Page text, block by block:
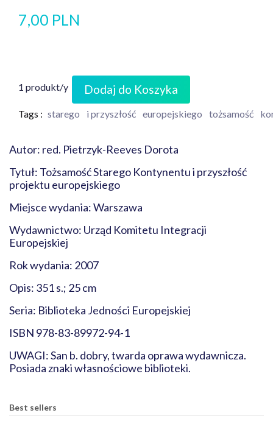
7,00 PLN
1 produkt/y Dodaj do Koszyka
Tags : starego i przyszłość europejskiego tożsamość
Autor: red. Pietrzyk-Reeves Dorota
Tytuł: Tożsamość Starego Kontynentu i przyszłość
projektu europejskiego
Miejsce wydania: Warszawa
Wydawnictwo: Urząd Komitetu Integracji
Europejskiej
Rok wydania: 2007
Opis: 351 s.; 25 cm
Seria: Biblioteka Jedności Europejskiej
ISBN 978-83-89972-94-1
UWAGI: San b. dobry, twarda oprawa wydawnicza.
Posiada znaki własnościowe biblioteki.
Best sellers